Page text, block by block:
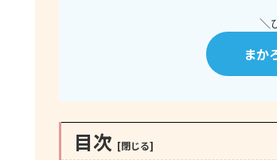
＼
まか
目次